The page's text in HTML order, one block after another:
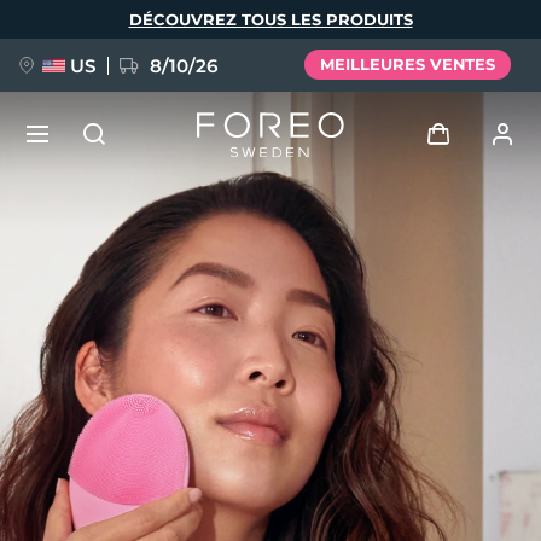
DÉCOUVREZ TOUS LES PRODUITS
US 8/10/26 MEILLEURES VENTES
Profil de l'utilisateur
Mes appareils
Mes commandes
Mes adresses
Mes abonnements
NOUVEAU
FAQ™ Pure Beauty-Tech Elixir
BREAKING NEWS
issa™ Teeth Whitening Set
Langue
English Deutsch
Español
Français
Italiano
Português
Polski
Svenska
Русский
Türkçe
简体中文 繁體中文